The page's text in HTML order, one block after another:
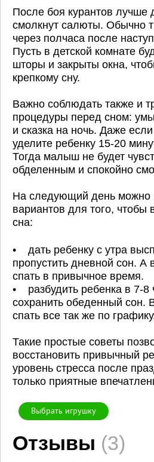
После боя курантов лучше
смолкнут салюты. Обычно
через полчаса после
Пусть в детской комнате
шторы и закрыты окна,
крепкому сну.
Важно соблюдать также и
процедуры перед сном:
и сказка на ночь. Даже
уделите ребенку 15-20
Тогда малыш не будет
обделенным и спокойно
На следующий день можно
вариантов для того, чтобы
сна:
• дать ребенку с утра
пропустить дневной сон. А
спать в привычное время.
• разбудить ребенка в 7-8
сохранить обеденный сон.
спать все так же по
Такие простые советы
восстановить привычный
уровень стресса после
только приятные
Выбрать игрушку
Отзывы (3)